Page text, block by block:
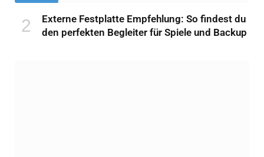
Externe Festplatte Empfehlung: So findest du
den perfekten Begleiter für Spiele und Backup